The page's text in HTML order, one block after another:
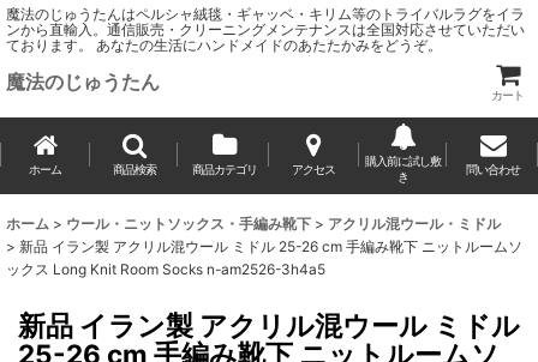
魔法のじゅうたんはペルシャ絨毯・ギャッベ・キリム等のトライバルラグをイラ
ンから直輸入。通信販売・クリーニングメンテナンスは全国対応させていただい
ております。 あなたの生活にハンドメイドのあたたかみをどうぞ。
魔法のじゅうたん
カート
ホーム 商品検索 商品カテゴリ アクセス
購入前に試し敷
き
問い合わせ
ホーム > ウール・ニットソックス・手編み靴下 > アクリル混ウール・ミドル
> 新品 イラン製 アクリル混ウール ミドル 25-26 cm 手編み靴下 ニットルームソ
ックス Long Knit Room Socks n-am2526-3h4a5
新品 イラン製 アクリル混ウール ミドル
25-26 cm 手編み靴下 ニットルームソ